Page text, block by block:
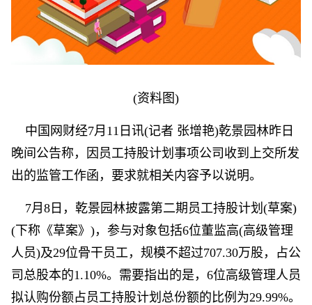
(资料图)
中国网财经7月11日讯(记者 张增艳)乾景园林昨日
晚间公告称，因员工持股计划事项公司收到上交所发
出的监管工作函，要求就相关内容予以说明。
7月8日，乾景园林披露第二期员工持股计划(草案)
(下称《草案》)，参与对象包括6位董监高(高级管理
人员)及29位骨干员工，规模不超过707.30万股，占公
司总股本的1.10%。需要指出的是，6位高级管理人员
拟认购份额占员工持股计划总份额的比例为29.99%。